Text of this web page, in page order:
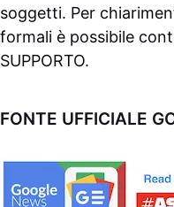
soggetti. Per
formali è possibile
SUPPORTO.
FONTE UFFICIALE